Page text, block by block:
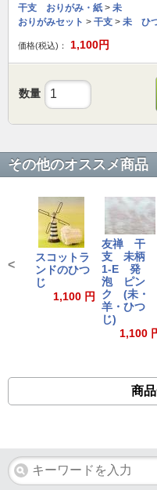
干支 おりがみ・紙 > 未
おりがみセット > 干支 > 未 ひ
価格(税込)： 1,100円
数量
その他のオススメ商品
スコットラ
ンドのひつ
じ
1,100 円
友禅 干
支 未柄
1-E 発
泡 ピン
ク (未・
羊・ひつ
じ)
1,100
<
商